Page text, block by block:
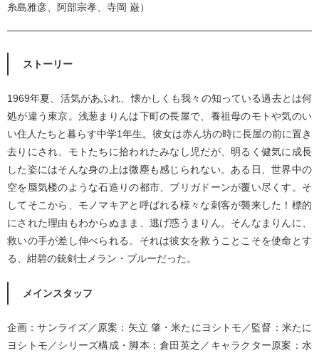
糸島雅彦、阿部宗孝、寺岡 巌）
ストーリー
1969年夏、活気があふれ、懐かしくも我々の知っている過去とは何
処が違う東京。浅葱まりんは下町の長屋で、養祖母のモトや気のい
い住人たちと暮らす中学1年生。彼女は赤ん坊の時に長屋の前に置き
去りにされ、モトたちに拾われたみなし児だが、明るく健気に成長
した姿にはそんな身の上は微塵も感じられない。ある日、世界中の
空を蜃気楼のような石造りの都市、ブリガドーンが覆い尽くす。そ
してそこから、モノマキアと呼ばれる様々な刺客が襲来した！標的
にされた理由もわからぬまま、逃げ惑うまりん。そんなまりんに、
救いの手が差し伸べられる。それは彼女を救うことこそを使命とす
る、紺碧の銃剣士メラン・ブルーだった。
メインスタッフ
企画：サンライズ／原案：矢立 肇・米たにヨシトモ／監督：米たに
ヨシトモ／シリーズ構成・脚本：倉田英之／キャラクター原案：水